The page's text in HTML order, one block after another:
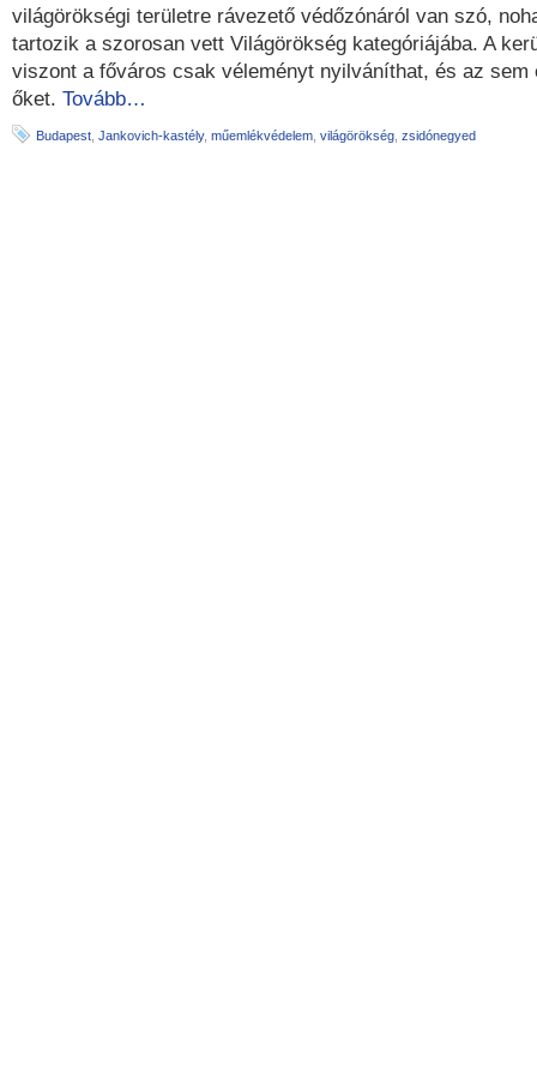
világörökségi területre rávezető védőzónáról van szó,
tartozik a szorosan vett Világörökség kategóriájába. A
viszont a főváros csak véleményt nyilváníthat, és az sem
őket. Tovább…
Budapest Jankovich-kastély, műemlékvédelem világörökség zsidónegyed